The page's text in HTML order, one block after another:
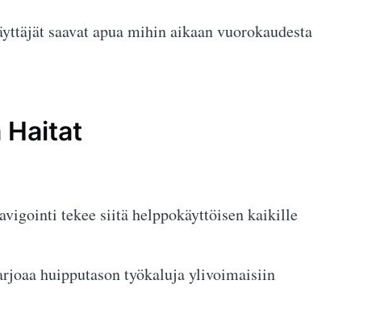
saavat apua mihin aikaan vuorokaudesta
Haitat
tekee siitä helppokäyttöisen kaikille
huipputason työkaluja ylivoimaisiin